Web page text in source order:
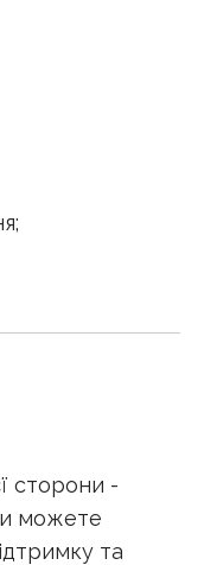
;
сторони -
можете
та